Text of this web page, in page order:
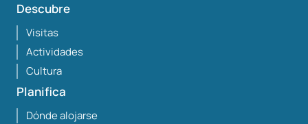
Descubre
Visitas
Actividades
Cultura
Planifica
Dónde alojarse